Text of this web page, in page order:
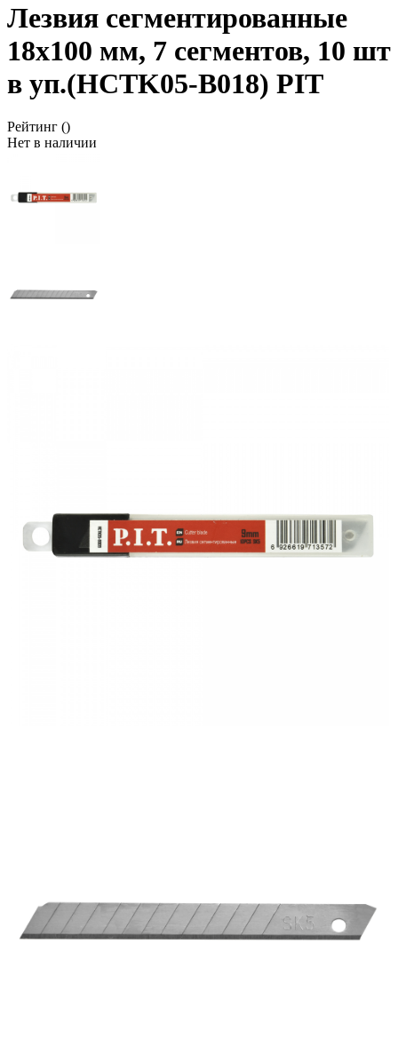
Лезвия сегментированные
18x100 мм, 7 сегментов, 10 шт
в уп.(HCTK05-B018) PIT
Рейтинг ()
Нет в наличии